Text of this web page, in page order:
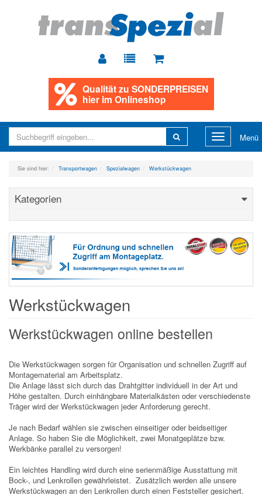
Qualität zu SONDERPREISEN
hier im Onlineshop
Toggle
navigation
Menü
Sie sind hier: Transportwagen Spezialwagen Werkstückwagen
Kategorien
Werkstückwagen
Werkstückwagen online bestellen
Die Werkstückwagen sorgen für Organisation und schnellen Zugriff auf
Montagematerial am Arbeitsplatz.
Die Anlage lässt sich durch das Drahtgitter individuell in der Art und
Höhe gestalten. Durch einhängbare Materialkästen oder verschiedenste
Träger wird der Werkstückwagen jeder Anforderung gerecht.
Je nach Bedarf wählen sie zwischen einseitiger oder beidseitiger
Anlage. So haben Sie die Möglichkeit, zwei Monatgeplätze bzw.
Werkbänke parallel zu versorgen!
Ein leichtes Handling wird durch eine serienmäßige Ausstattung mit
Bock-, und Lenkrollen gewährleistet. Zusätzlich werden alle unsere
Werkstückwagen an den Lenkrollen durch einen Feststeller gesichert.